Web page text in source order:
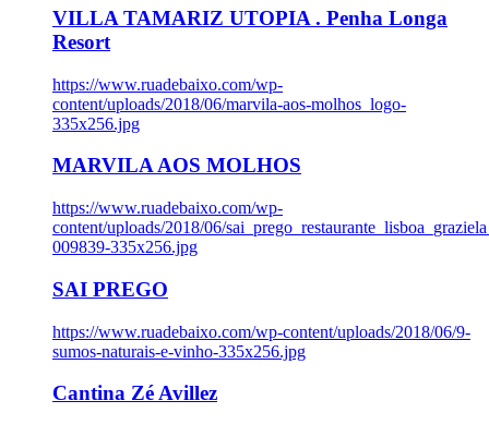
VILLA TAMARIZ UTOPIA . Penha Longa
Resort
https://www.ruadebaixo.com/wp-
content/uploads/2018/06/marvila-aos-molhos_logo-
335x256.jpg
MARVILA AOS MOLHOS
https://www.ruadebaixo.com/wp-
content/uploads/2018/06/
009839-335x256.jpg
SAI PREGO
https://www.ruadebaixo.com/wp-content/uploads/2018/06/9-
sumos-naturais-e-vinho-335x256.jpg
Cantina Zé Avillez